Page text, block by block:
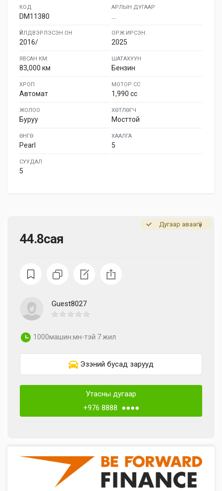
44.8сая
Дугаар аваагүй
Guest8027
1000машин.мн-тэй 7 жил
Эзэний бусад зарууд
Утасны дугаар
+976 8888 ●●●●
КОД
DM11380
АРЛЫН ДУГААР
ҮЙЛДВЭРЛЭСЭН ОН
2016/
ОРЖ ИРСЭН:
2025
ЯВСАН КМ:
83,000 км
ШАТАХУУН
Бензин
ХРОП
Автомат
МОТОР СС
1,990 cc
ЖОЛОО
Буруу
ХӨТЛӨГЧ
Мосттой
ӨНГӨ
Pearl
ХААЛГА
5
СУУДАЛ
5